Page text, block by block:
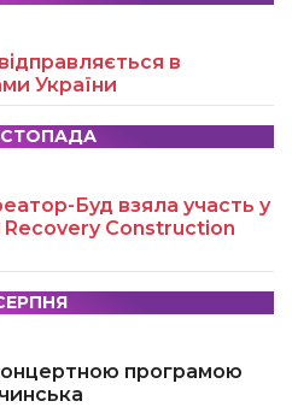
в
України
Буд взяла участь у
Construction
програмою